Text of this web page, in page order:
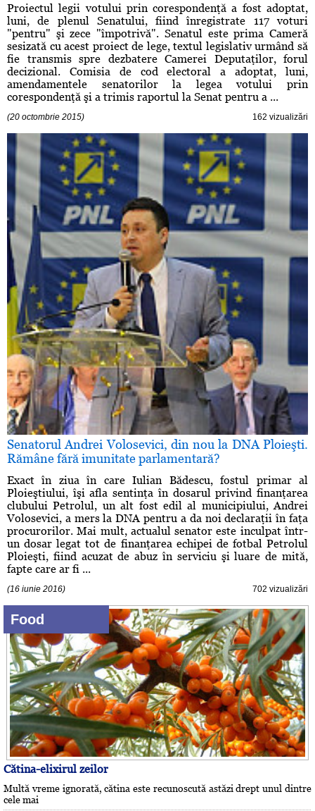
Proiectul legii votului prin corespondenţă a fost adoptat,
luni, de plenul Senatului, fiind înregistrate 117 voturi
"pentru" şi zece "împotrivă". Senatul este prima Cameră
sesizată cu acest proiect de lege, textul legislativ urmând să
fie transmis spre dezbatere Camerei Deputaţilor, forul
decizional. Comisia de cod electoral a adoptat, luni,
amendamentele senatorilor la legea votului prin
corespondenţă şi a trimis raportul la Senat pentru a ...
(20 octombrie 2015) 162 vizualizări
Senatorul Andrei Volosevici, din nou la DNA Ploieşti.
Rămâne fără imunitate parlamentară?
Exact în ziua în care Iulian Bădescu, fostul primar al
Ploieştiului, îşi afla sentinţa în dosarul privind finanţarea
clubului Petrolul, un alt fost edil al municipiului, Andrei
Volosevici, a mers la DNA pentru a da noi declaraţii în faţa
procurorilor. Mai mult, actualul senator este inculpat într-
un dosar legat tot de finanţarea echipei de fotbal Petrolul
Ploieşti, fiind acuzat de abuz în serviciu şi luare de mită,
fapte care ar fi ...
(16 iunie 2016) 702 vizualizări
Food
Cătina-elixirul zeilor
Multă vreme ignorată, cătina este recunoscută astăzi drept unul dintre
cele mai